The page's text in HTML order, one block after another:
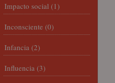
Impacto social (1)
Inconsciente (0)
Infancia (2)
Influencia (3)